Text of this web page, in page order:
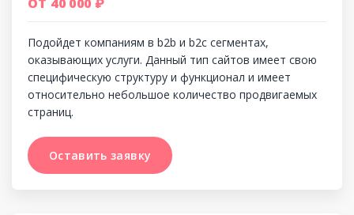
Подойдет компаниям в b2b и b2c сегментах,
оказывающих услуги. Данный тип сайтов имеет свою
специфическую структуру и функционал и имеет
относительно небольшое количество продвигаемых
страниц.
Оставить заявку
Оставить заявку